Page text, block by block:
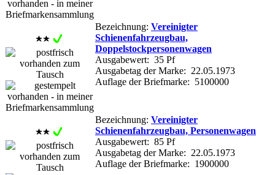
Bezeichnung: Vereinigter
Schienenfahrzeugbau,
Doppelstockpersonenwagen
Ausgabewert: 35 Pf
Ausgabetag der Marke: 22.05.1973
Auflage der Briefmarke: 5100000
Bezeichnung: Vereinigter
Schienenfahrzeugbau, Personenwagen
Ausgabewert: 85 Pf
Ausgabetag der Marke: 22.05.1973
Auflage der Briefmarke: 1900000